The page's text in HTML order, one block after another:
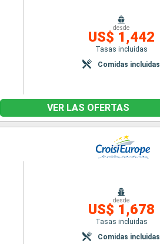
desde
US$ 1,442
Tasas incluidas
Comidas incluidas
VER LAS OFERTAS
desde
US$ 1,678
Tasas incluidas
Comidas incluidas